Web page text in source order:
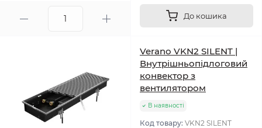
До кошика
Verano VKN2 SILENT |
Внутрішньопідлоговий
конвектор з
вентилятором
В наявності
Код товару: VKN2 SILENT